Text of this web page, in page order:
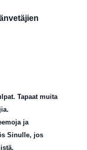
Tapaat muita
ja
Sinulle, jos